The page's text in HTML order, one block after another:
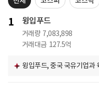
1 윙입푸드
거래량 7,083,898
거래대금 127.5억
윙입푸드, 중국 국유기업과